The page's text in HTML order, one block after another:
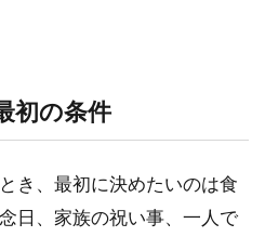
初の条件
き、最初に決めたいのは食
日、家族の祝い事、一人で